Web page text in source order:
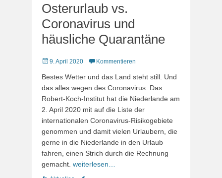
Osterurlaub vs.
Coronavirus und
häusliche Quarantäne
Veröffentlicht
9. April 2020 Kommentieren
Bestes Wetter und das Land steht still. Und
das alles wegen des Coronavirus. Das
Robert-Koch-Institut hat die Niederlande am
2. April 2020 mit auf die Liste der
internationalen Coronavirus-Risikogebiete
genommen und damit vielen Urlaubern, die
gerne in die Niederlande in den Urlaub
fahren, einen Strich durch die Rechnung
gemacht. weiterlesen…